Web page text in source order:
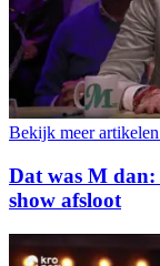
Bekijk meer
Dat was M
show afsloot